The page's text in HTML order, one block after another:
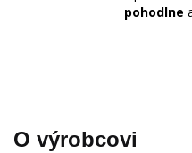
pohodlne
O výrobcovi